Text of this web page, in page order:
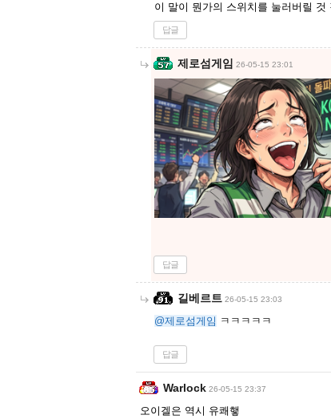
이 말이 뭔가의 스위치를 눌러버릴 것
답글
제로섬게임 26-05-15 23:01
답글
길베르트 26-05-15 23:03
@제로섬게임 ㅋㅋㅋㅋㅋ
답글
Warlock 26-05-15 23:37
오이겔은 역시 유쾌햏